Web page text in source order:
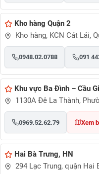
Kho hàng Quận 2
Kho hàng, KCN Cát Lái,
0948.02.0788 091
Khu vực Ba Đình – Cầu
1130A Đê La Thành,
0969.52.62.79 Xem
Hai Bà Trưng, HN
294 Lạc Trung, quận Hai